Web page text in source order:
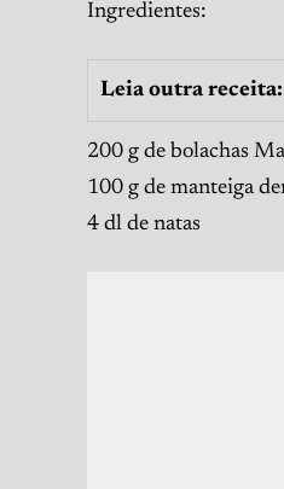
Ingredientes:
Leia outra receita:
200 g de bolachas
100 g de manteiga
4 dl de natas